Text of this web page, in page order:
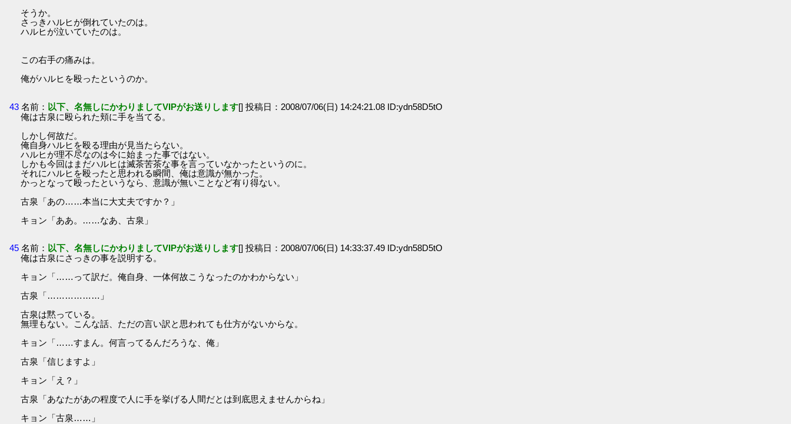
そうか。
さっきハルヒが倒れていたのは。
ハルヒが泣いていたのは。
この右手の痛みは。
俺がハルヒを殴ったというのか。
43 名前： 以下、名無しにかわりましてVIPがお送りします[] 投稿日：2008/07/06(日) 14:24:21.08 ID:ydn58D5tO
俺は古泉に殴られた頬に手を当てる。
しかし何故だ。
俺自身ハルヒを殴る理由が見当たらない。
ハルヒが理不尽なのは今に始まった事ではない。
しかも今回はまだハルヒは滅茶苦茶な事を言っていなかったというのに。
それにハルヒを殴ったと思われる瞬間、俺は意識が無かった。
かっとなって殴ったというなら、意識が無いことなど有り得ない。
古泉「あの……本当に大丈夫ですか？」
キョン「ああ。……なあ、古泉」
45 名前： 以下、名無しにかわりましてVIPがお送りします[] 投稿日：2008/07/06(日) 14:33:37.49 ID:ydn58D5tO
俺は古泉にさっきの事を説明する。
キョン「……って訳だ。俺自身、一体何故こうなったのかわからない」
古泉「………………」
古泉は黙っている。
無理もない。こんな話、ただの言い訳と思われても仕方がないからな。
キョン「……すまん。何言ってるんだろうな、俺」
古泉「信じますよ」
キョン「え？」
古泉「あなたがあの程度で人に手を挙げる人間だとは到底思えませんからね」
キョン「古泉……」